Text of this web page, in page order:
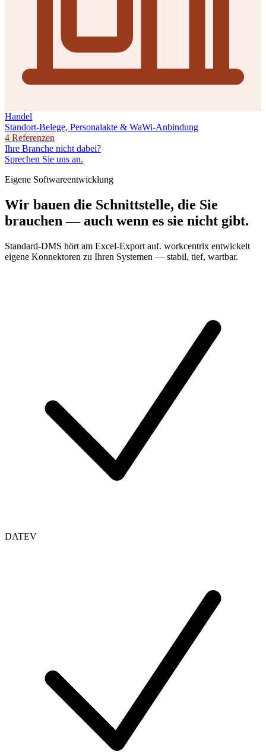
Handel
Standort-Belege, Personalakte & WaWi-Anbindung
4 Referenzen
Ihre Branche nicht dabei?
Sprechen Sie uns an.
Eigene Softwareentwicklung
Wir bauen die Schnittstelle, die Sie
brauchen — auch wenn es sie nicht gibt.
Standard-DMS hört am Excel-Export auf. workcentrix entwickelt
eigene Konnektoren zu Ihren Systemen — stabil, tief, wartbar.
DATEV